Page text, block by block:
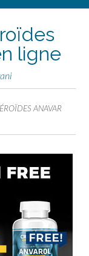
ligne
ANAVAR